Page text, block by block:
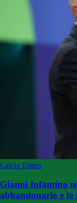
Calcio Estero
Gianni Infantino
abbandonarlo e lo